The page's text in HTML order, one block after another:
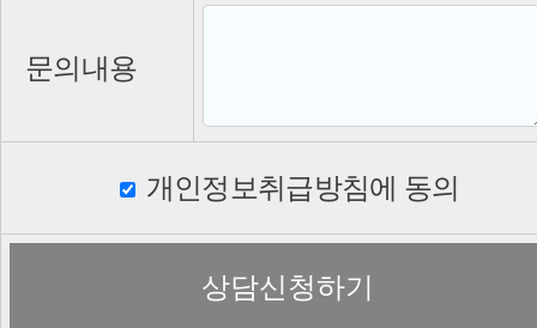
문의내용
개인정보취급방침에 동의